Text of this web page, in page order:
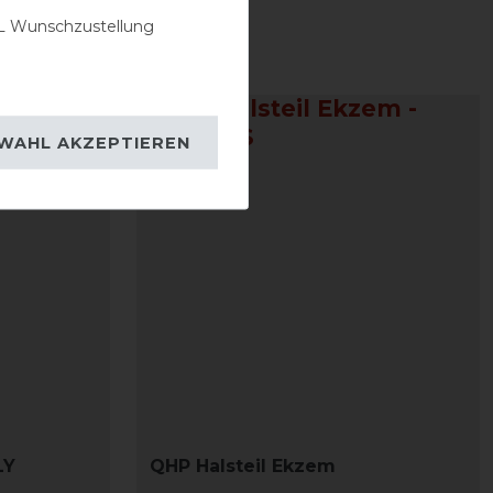
-10%
QHP Halsteil Ekzem
Wunschzustellung
AKZEPTIEREN